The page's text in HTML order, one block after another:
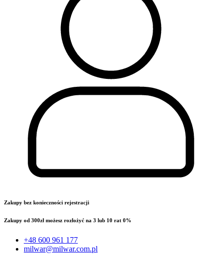
Zakupy bez konieczności rejestracji
Zakupy od 300zł możesz rozłożyć na 3 lub 10 rat 0%
+48 600 961 177
milwar@milwar.com.pl